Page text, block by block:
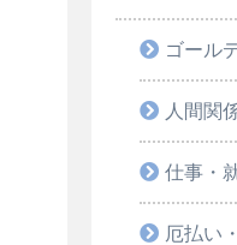
ゴール
人間関
仕事・
厄払い